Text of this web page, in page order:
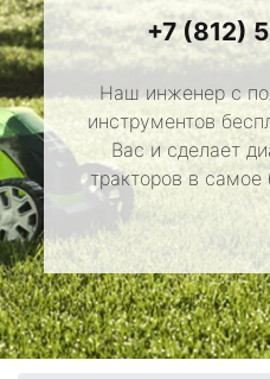
+7 (812)
Наш инженер с
инструментов
Вас и сделает
тракторов в